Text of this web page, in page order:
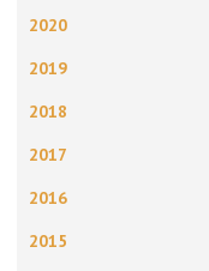
2020
2019
2018
2017
2016
2015